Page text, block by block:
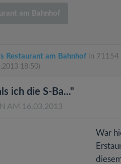
am Bahnhof
Restaurant am Bahnhof in 71154
18:50)
ich die S-Ba..."
AM 16.03.2013
War